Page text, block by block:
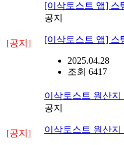
[공지]
[이삭토스트 앱] 스
공지
[이삭토스트 앱] 스
2025.04.28
조회 6417
[공지]
이삭토스트 원산지
공지
이삭토스트 원산지